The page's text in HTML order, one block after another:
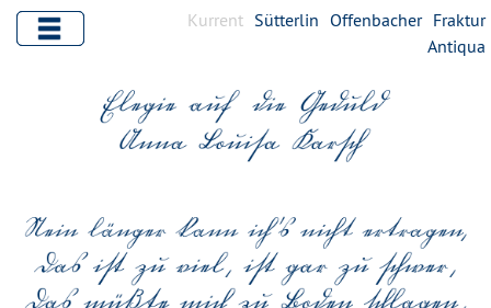
Kurrent Sütterlin Offenbacher Fraktur
Antiqua